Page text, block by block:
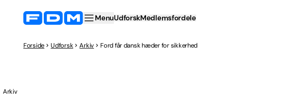
MenuUdforskMedlemsfordele
Forside Udforsk Arkiv Ford får dansk hæder for sikkerhed
Arkiv